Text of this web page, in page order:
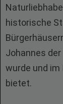
historische
Johannes
wurde und im
bietet.